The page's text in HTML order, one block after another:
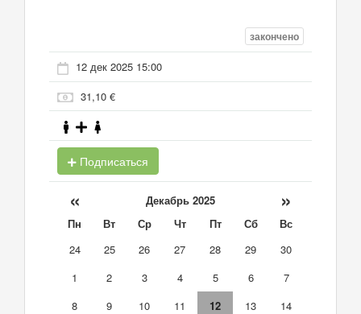
закончено
12 дек 2025 15:00
31,10 €
Подписаться
« Декабрь 2025 »
Пн Вт Ср Чт Пт Сб
Вс
24
25 26 27 28 29
30
1
2 3 4 5 6
7
8
9 10 11 12 13
14